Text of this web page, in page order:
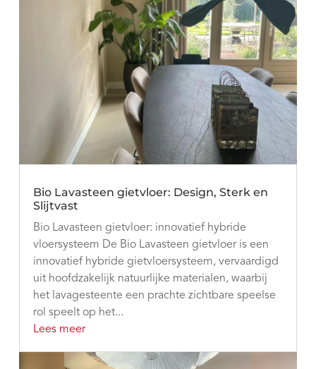
Bio Lavasteen gietvloer: Design, Sterk en
Slijtvast
Bio Lavasteen gietvloer: innovatief hybride
vloersysteem De Bio Lavasteen gietvloer is een
innovatief hybride gietvloersysteem, vervaardigd
uit hoofdzakelijk natuurlijke materialen, waarbij
het lavagesteente een prachte zichtbare speelse
rol speelt op het...
Lees meer